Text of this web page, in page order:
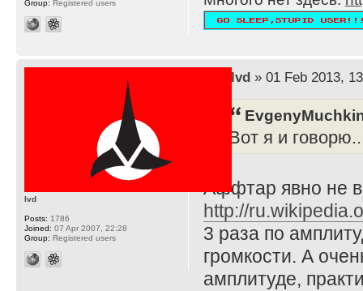
Group: Registered users
lvd» 01 Feb 2013,
Вот я и
Аффтар явно не в
http://
3 раза по
громкости. А
амплитуде,
lvd
Posts: 1786
Joined: 07 Apr 2007, 22:28
Group: Registered users